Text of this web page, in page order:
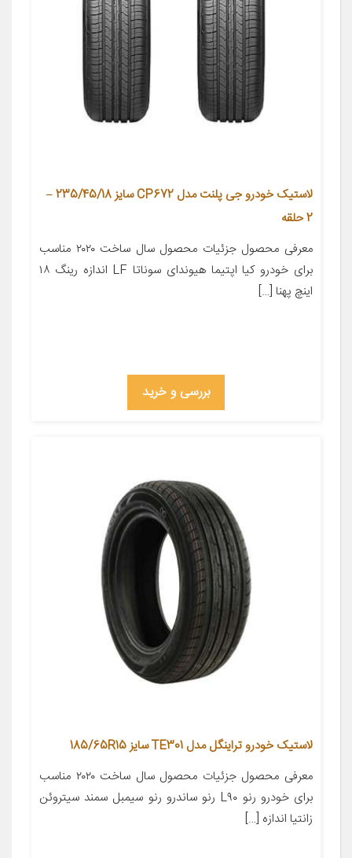
لاستیک خودرو جی پلنت مدل CP672 سایز 235/45/18 –
2 حلقه
معرفی محصول جزئیات محصول سال ساخت ۲۰۲۰ مناسب
برای خودرو کیا اپتیما هیوندای سوناتا LF اندازه رینگ ۱۸
اینچ پهنا […]
بررسی و خرید
لاستیک خودرو تراینگل مدل TE301 سایز 185/65R15
معرفی محصول جزئیات محصول سال ساخت ۲۰۲۰ مناسب
برای خودرو رنو L۹۰ رنو ساندرو رنو سیمبل سمند سیتروئن
زانتیا اندازه […]